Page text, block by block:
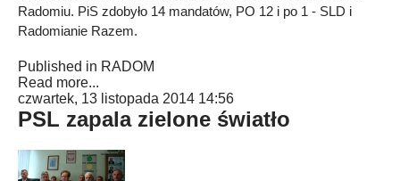
Radomiu. PiS zdobyło 14 mandatów, PO 12 i po 1 - SLD i
Radomianie Razem.
Published in RADOM
Read more...
czwartek, 13 listopada 2014 14:56
PSL zapala zielone światło